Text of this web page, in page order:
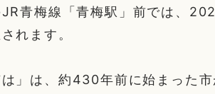
青梅線「青梅駅」前では、
れます。
」は、約430年前に始まった